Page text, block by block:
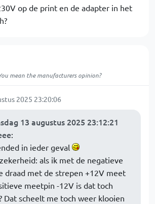
op de print en de adapter in het
mean the manufacturers opinion?
2025 23:20:06
13 augustus 2025 23:12:21
:
in ieder geval
als ik met de negatieve
draad met de strepen +12V meet
meetpin -12V is dat toch
Dat scheelt me toch weer klooien